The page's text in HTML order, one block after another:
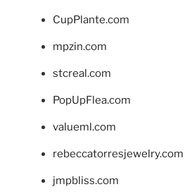
CupPlante.com
mpzin.com
stcreal.com
PopUpFlea.com
valueml.com
rebeccatorresjewelry.com
jmpbliss.com